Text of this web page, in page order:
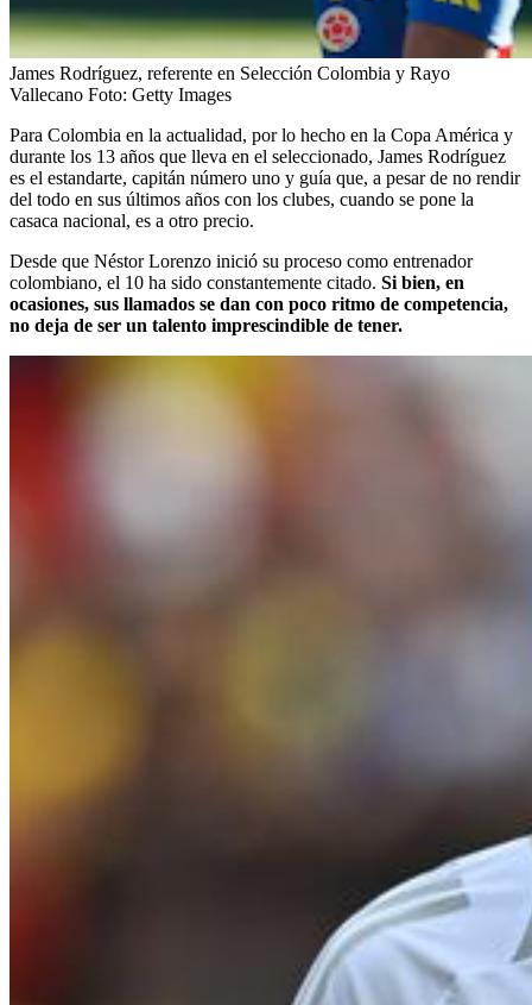
James Rodríguez, referente en Selección Colombia y Rayo
Vallecano Foto: Getty Images
Para Colombia en la actualidad, por lo hecho en la Copa América y
durante los 13 años que lleva en el seleccionado, James Rodríguez
es el estandarte, capitán número uno y guía que, a pesar de no rendir
del todo en sus últimos años con los clubes, cuando se pone la
casaca nacional, es a otro precio.
Desde que Néstor Lorenzo inició su proceso como entrenador
colombiano, el 10 ha sido constantemente citado. Si bien, en
ocasiones, sus llamados se dan con poco ritmo de competencia,
no deja de ser un talento imprescindible de tener.